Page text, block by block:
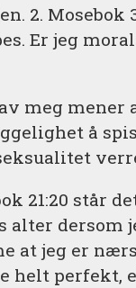
2.
Er jeg
meg mener
å
21:20 står
alter dersom
at jeg er
helt perfekt,